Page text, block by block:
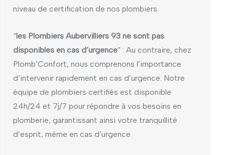
niveau de certification de nos plombiers.
“les Plombiers Aubervilliers 93 ne sont pas
disponibles en cas d’urgence” : Au contraire, chez
Plomb’Confort, nous comprenons l’importance
d’intervenir rapidement en cas d’urgence. Notre
équipe de plombiers certifiés est disponible
24h/24 et 7j/7 pour répondre à vos besoins en
plomberie, garantissant ainsi votre tranquillité
d’esprit, même en cas d’urgence.